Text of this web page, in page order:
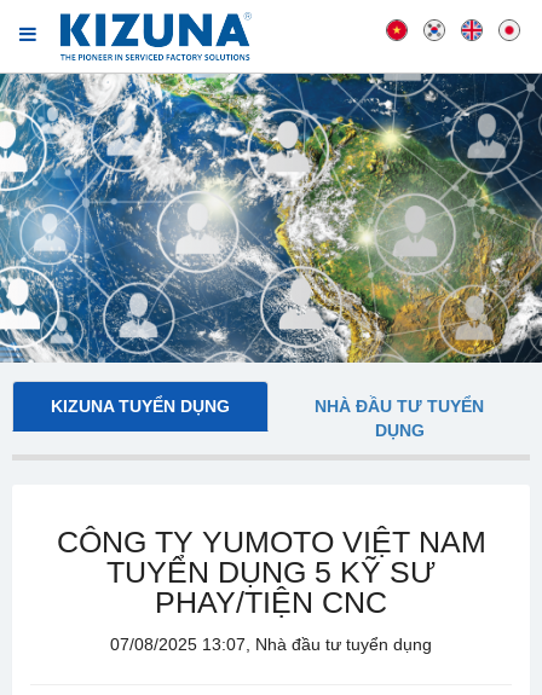
KIZUNA TUYỂN DỤNG
NHÀ ĐẦU TƯ TUYỂN
DỤNG
CÔNG TY YUMOTO VIỆT NAM
TUYỂN DỤNG 5 KỸ SƯ
PHAY/TIỆN CNC
07/08/2025 13:07, Nhà đầu tư tuyển dụng